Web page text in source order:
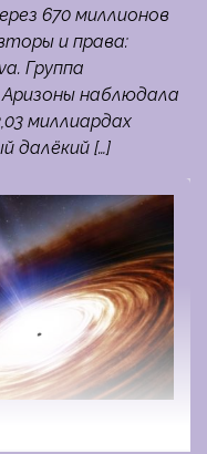
670 миллионов
и права:
Группа
наблюдала
миллиардах
далёкий […]